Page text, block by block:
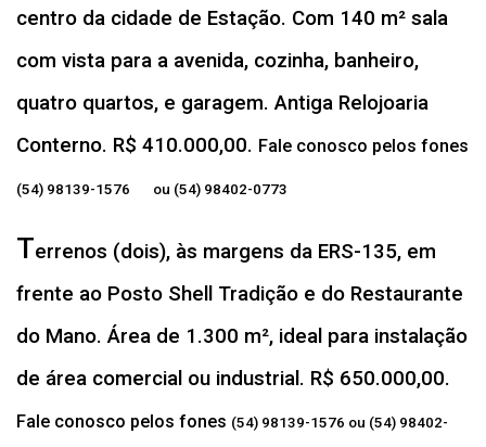
centro da cidade de Estação. Com 140 m² sala
com vista para a avenida, cozinha, banheiro,
quatro quartos, e garagem. Antiga Relojoaria
Conterno. R$ 410.000,00. Fale conosco pelos fones
(54) 98139-1576 ou (54) 98402-0773
Terrenos (dois), às margens da ERS-135, em
frente ao Posto Shell Tradição e do Restaurante
do Mano. Área de 1.300 m², ideal para instalação
de área comercial ou industrial. R$ 650.000,00.
Fale conosco pelos fones (54) 98139-1576 ou (54) 98402-